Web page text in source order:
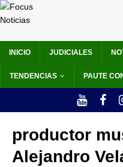
INICIO JUDICIALES
TENDENCIAS PAUTE
productor
Alejandro